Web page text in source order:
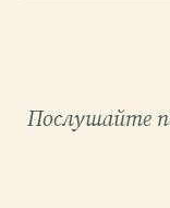
Послушайте